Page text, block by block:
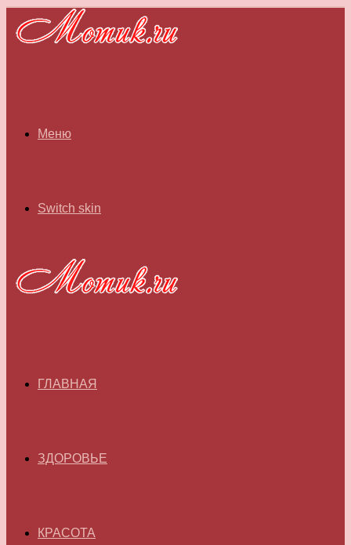
Меню
Switch skin
ГЛАВНАЯ
ЗДОРОВЬЕ
КРАСОТА